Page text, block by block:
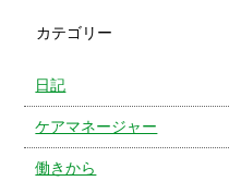
カテゴリー
日記
ケアマネージャー
働きから